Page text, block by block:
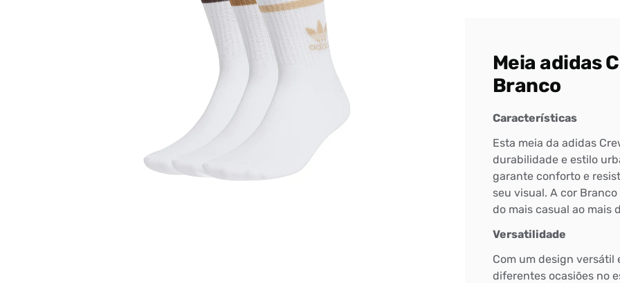
Meia adidas
Branco
Características
Esta meia da adidas
durabilidade e estilo
garante conforto e
seu visual. A cor
do mais casual ao mais
Versatilidade
Com um design versátil
diferentes ocasiões no